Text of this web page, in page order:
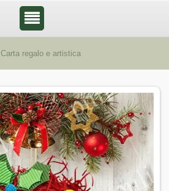
Carta regalo e artistica